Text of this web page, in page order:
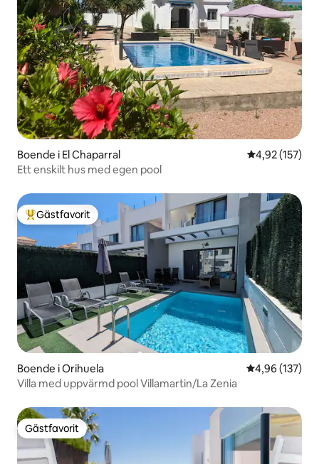
Boende i El Chaparral 4,92 av 5 i
4,92 (157)
Ett enskilt hus med egen pool
Populär gästfavorit
Gästfavorit
Boende i Orihuela 4,96 av 5 i
4,96 (137)
Villa med uppvärmd pool Villamartin/La Zenia
Gästfavorit
Gästfavorit